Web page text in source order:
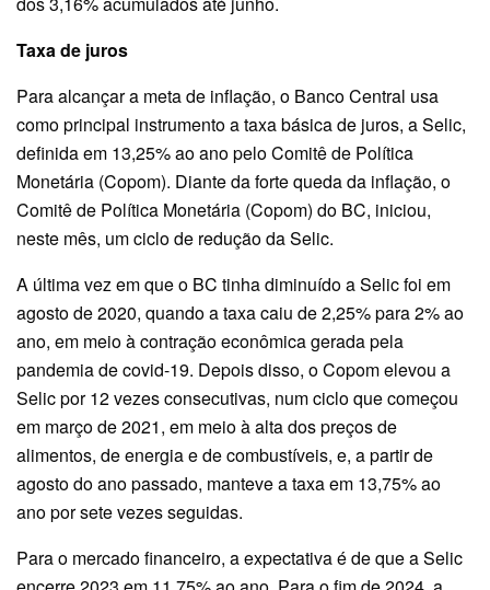
Taxa de juros
Para alcançar a meta de inflação, o Banco Central usa
como principal instrumento a taxa básica de juros, a Selic,
definida em 13,25% ao ano pelo Comitê de Política
Monetária (Copom). Diante da forte queda da inflação, o
Comitê de Política Monetária (Copom) do BC, iniciou,
neste mês, um ciclo de redução da Selic.
A última vez em que o BC tinha diminuído a Selic foi em
agosto de 2020, quando a taxa caiu de 2,25% para 2% ao
ano, em meio à contração econômica gerada pela
pandemia de covid-19. Depois disso, o Copom elevou a
Selic por 12 vezes consecutivas, num ciclo que começou
em março de 2021, em meio à alta dos preços de
alimentos, de energia e de combustíveis, e, a partir de
agosto do ano passado, manteve a taxa em 13,75% ao
ano por sete vezes seguidas.
Para o mercado financeiro, a expectativa é de que a Selic